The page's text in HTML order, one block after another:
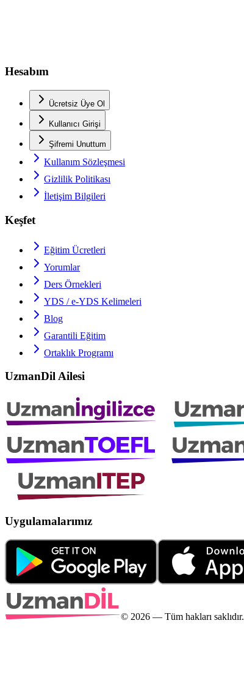
Hesabım
Ücretsiz Üye Ol
Kullanıcı Girişi
Şifremi Unuttum
Kullanım Sözleşmesi
Gizlilik Politikası
İletişim Bilgileri
Keşfet
Eğitim Ücretleri
Yorumlar
Ders Örnekleri
YDS / e-YDS Kelimeleri
Blog
Garantili Eğitim
Ortaklık Programı
UzmanDil Ailesi
Uygulamalarımız
© 2026 — Tüm hakları saklıdır.